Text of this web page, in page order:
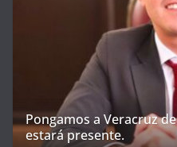
Pongamos a Veracruz
estará presente.